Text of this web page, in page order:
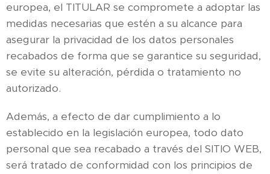
europea, el TITULAR se compromete a adoptar las
medidas necesarias que estén a su alcance para
asegurar la privacidad de los datos personales
recabados de forma que se garantice su seguridad,
se evite su alteración, pérdida o tratamiento no
autorizado.
Además, a efecto de dar cumplimiento a lo
establecido en la legislación europea, todo dato
personal que sea recabado a través del SITIO WEB,
será tratado de conformidad con los principios de